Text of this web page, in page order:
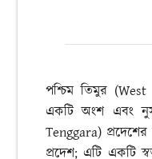
পশ্চিম তিমুর (West
একটি অংশ এবং
Tenggara) প্রদেশের
প্রদেশ; এটি একটি